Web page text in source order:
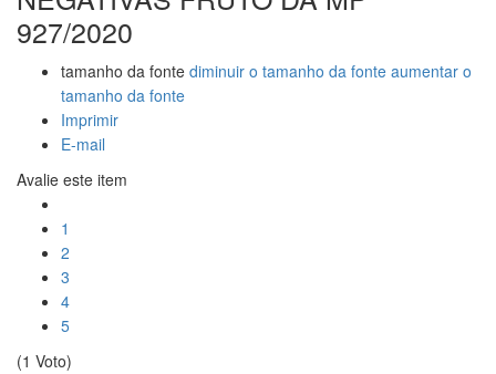
927/2020
tamanho da fonte diminuir o tamanho da fonte aumentar o
tamanho da fonte
Imprimir
E-mail
Avalie este item
1
2
3
4
5
(1 Voto)